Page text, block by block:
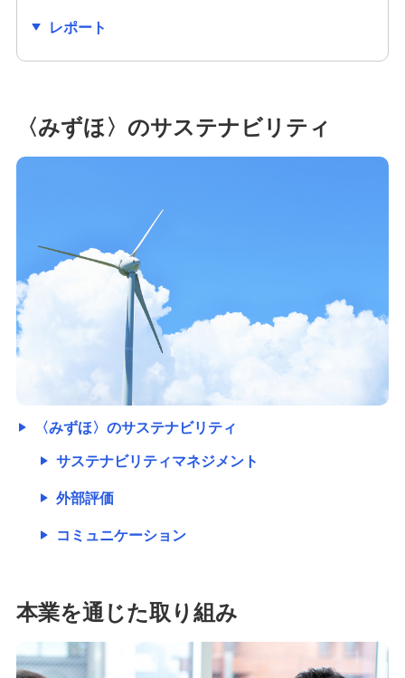
レポート
〈みずほ〉のサステナビリティ
〈みずほ〉のサステナビリティ
サステナビリティマネジメント
外部評価
コミュニケーション
本業を通じた取り組み